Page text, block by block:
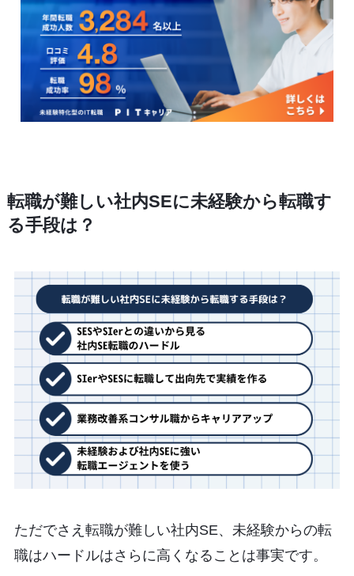
転職が難しい社内SEに未経験から転職す
る手段は？
ただでさえ転職が難しい社内SE、未経験からの転
職はハードルはさらに高くなることは事実です。